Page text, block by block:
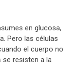
en glucosa,
Pero las células
el cuerpo no
se resisten a la